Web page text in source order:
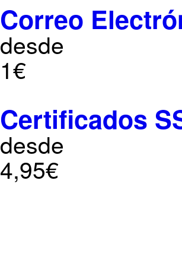
Correo
desde
1€
Certificados
desde
4,95€